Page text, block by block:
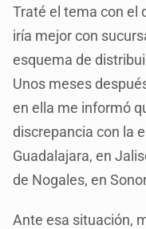
Traté el tema con el
iría mejor con
esquema de
Unos meses
en ella me informó
discrepancia con la
Guadalajara, en
de Nogales, en
Ante esa situación,